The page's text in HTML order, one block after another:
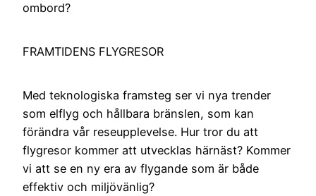
ombord?
FRAMTIDENS FLYGRESOR
Med teknologiska framsteg ser vi nya trender
som elflyg och hållbara bränslen, som kan
förändra vår reseupplevelse. Hur tror du att
flygresor kommer att utvecklas härnäst? Kommer
vi att se en ny era av flygande som är både
effektiv och miljövänlig?